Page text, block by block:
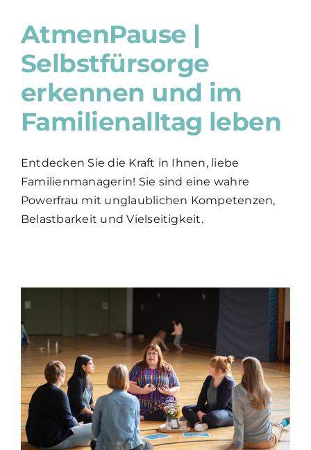
AtmenPause |
Selbstfürsorge
erkennen und im
Familienalltag leben
Entdecken Sie die Kraft in Ihnen, liebe
Familienmanagerin! Sie sind eine wahre
Powerfrau mit unglaublichen Kompetenzen,
Belastbarkeit und Vielseitigkeit.